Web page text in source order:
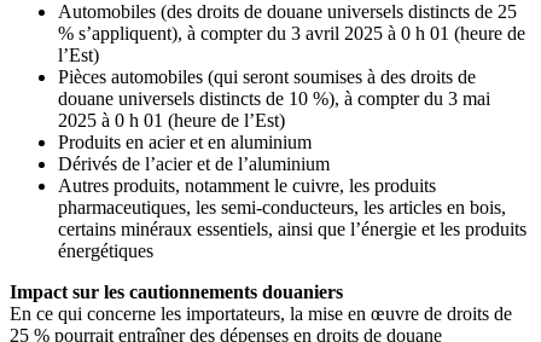
Automobiles (des droits de douane universels distincts de 25
% s’appliquent), à compter du 3 avril 2025 à 0 h 01 (heure de
l’Est)
Pièces automobiles (qui seront soumises à des droits de
douane universels distincts de 10 %), à compter du 3 mai
2025 à 0 h 01 (heure de l’Est)
Produits en acier et en aluminium
Dérivés de l’acier et de l’aluminium
Autres produits, notamment le cuivre, les produits
pharmaceutiques, les semi-conducteurs, les articles en bois,
certains minéraux essentiels, ainsi que l’énergie et les produits
énergétiques
Impact sur les cautionnements douaniers
En ce qui concerne les importateurs, la mise en œuvre de droits de
25 % pourrait entraîner des dépenses en droits de douane